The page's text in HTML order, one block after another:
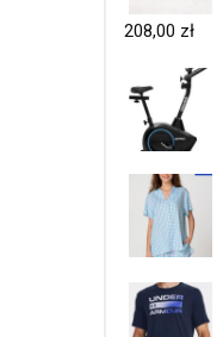
208,00 zł